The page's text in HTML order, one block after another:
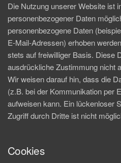
Die Nutzung unserer Website ist
personenbezogener Daten
personenbezogene Daten
E-Mail-Adressen) erhoben
stets auf freiwilliger Basis. Diese
ausdrückliche Zustimmung nicht
Wir weisen darauf hin, dass die
(z.B. bei der Kommunikation per
aufweisen kann. Ein lückenloser
Zugriff durch Dritte ist nicht
Cookies